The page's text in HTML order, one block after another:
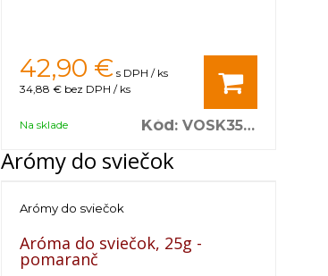
42,90 € s DPH / ks
34,88 € bez DPH / ks
Na sklade Kód: VOSK3500
Arómy do sviečok
Arómy do sviečok
Aróma do sviečok, 25g -
pomaranč